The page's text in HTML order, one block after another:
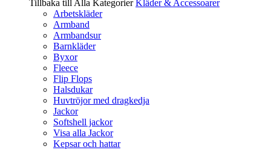
Tillbaka till Alla Kategorier Kläder & Accessoarer
Arbetskläder
Armband
Armbandsur
Barnkläder
Byxor
Fleece
Flip Flops
Halsdukar
Huvtröjor med dragkedja
Jackor
Softshell jackor
Visa alla Jackor
Kepsar och hattar